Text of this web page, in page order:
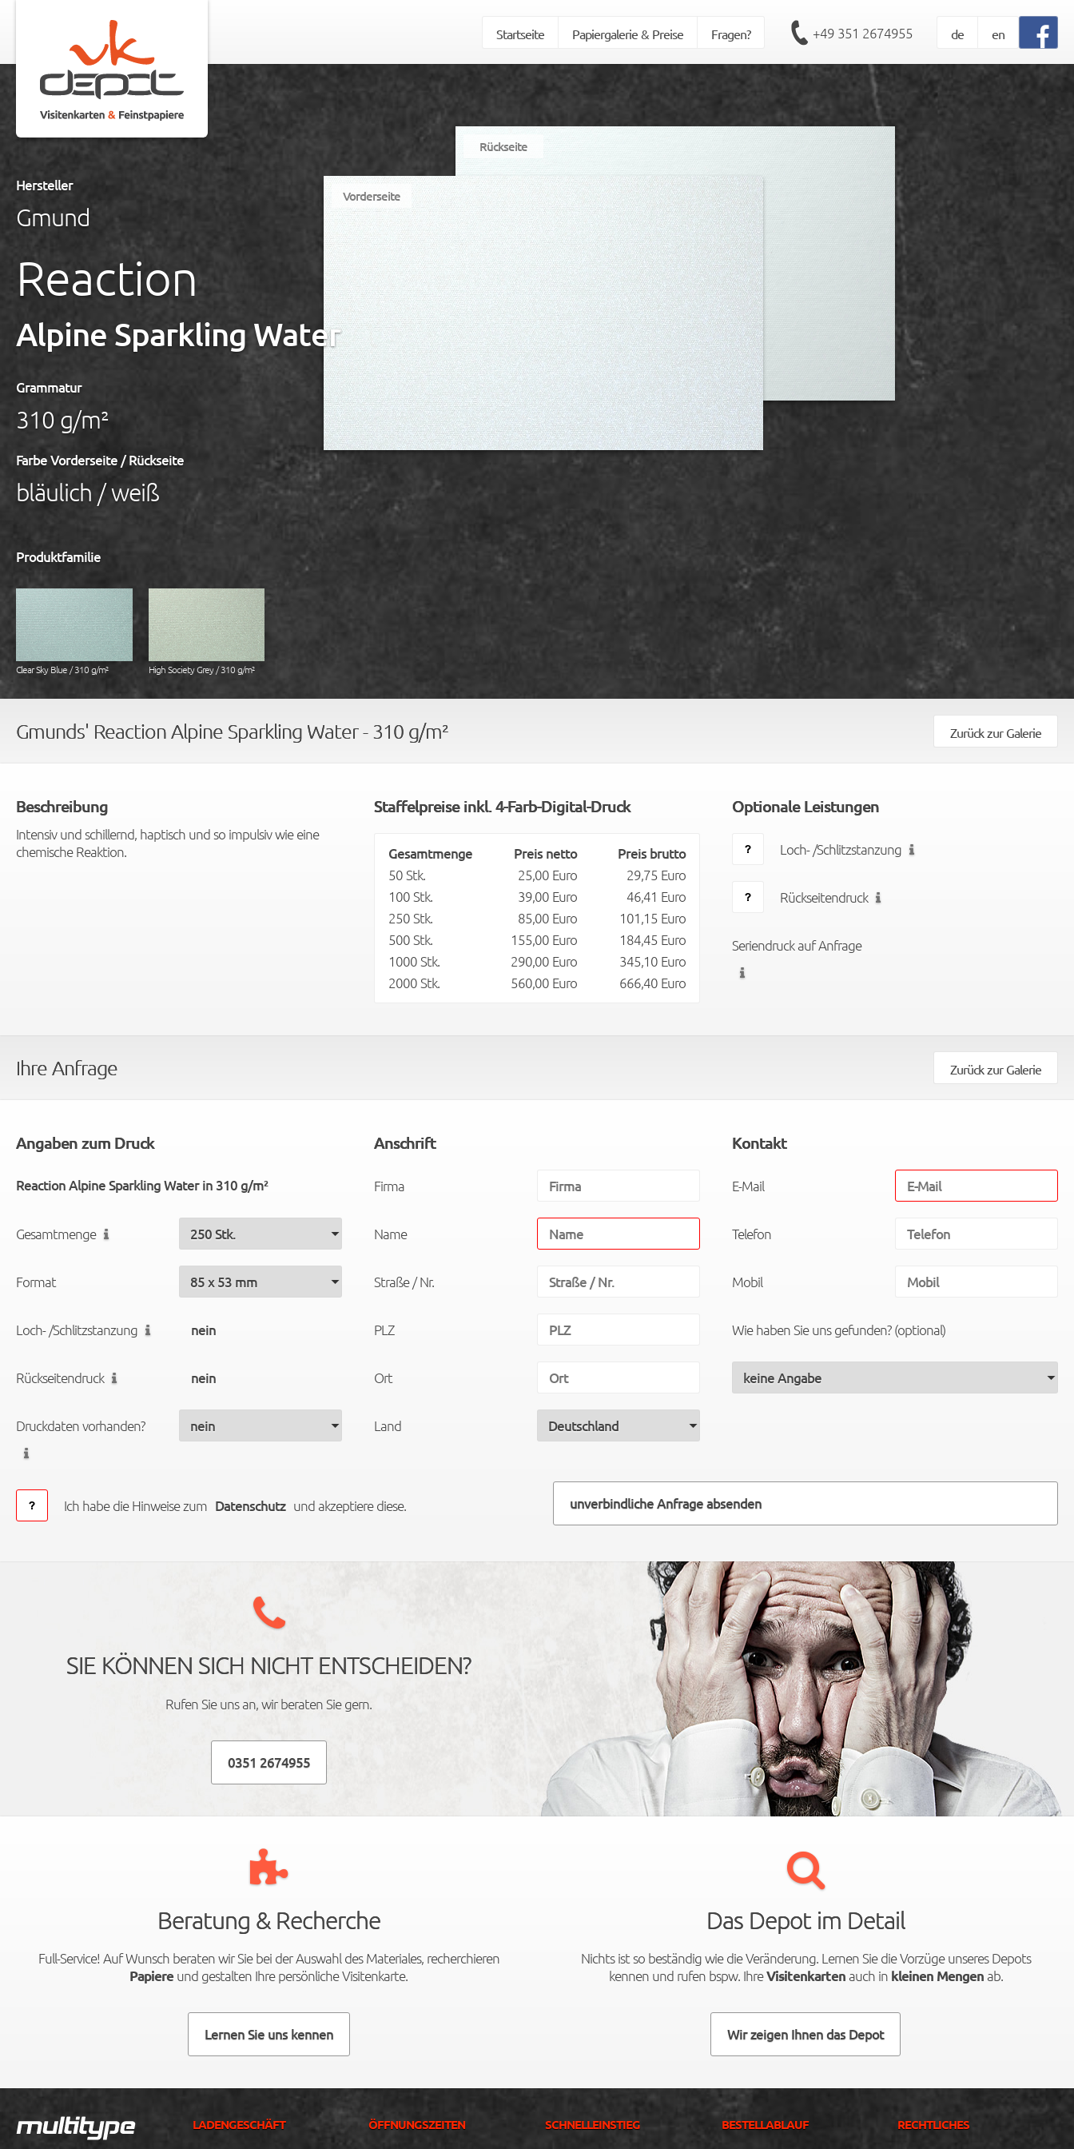
de en
+49 351 2674955
Startseite Papiergalerie & Preise Fragen?
Hersteller
Gmund
Reaction
Alpine Sparkling Water
Grammatur
310 g/m²
Farbe Vorderseite / Rückseite
bläulich / weiß
Vorderseite
Rückseite
Produktfamilie
Clear Sky Blue / 310 g/m² High Society Grey / 310 g/m²
Gmunds' Reaction Alpine Sparkling Water - 310 g/m² Zurück zur Galerie
Beschreibung
Intensiv und schillernd, haptisch und so impulsiv wie eine
chemische Reaktion.
Staffelpreise inkl. 4-Farb-Digital-Druck
Gesamtmenge Preis netto Preis brutto
50 Stk. 25,00 Euro
29,75 Euro
100 Stk.
39,00 Euro
46,41 Euro
250 Stk.
85,00 Euro
101,15 Euro
500 Stk.
155,00 Euro
184,45 Euro
1000 Stk.
290,00 Euro
345,10 Euro
2000 Stk.
560,00 Euro 666,40 Euro
Optionale Leistungen
Loch- /Schlitzstanzung
Rückseitendruck
Seriendruck auf Anfrage
Ihre Anfrage Zurück zur Galerie
Angaben zum Druck
Reaction Alpine Sparkling Water in 310 g/m²
Gesamtmenge
Format
Loch- /Schlitzstanzung
Rückseitendruck
Druckdaten vorhanden?
Anschrift
Firma
Name
Straße / Nr.
PLZ
Ort
Land
Kontakt
E-Mail
Telefon
Mobil
Wie haben Sie uns gefunden? (optional)
Ich habe die Hinweise zum Datenschutz und akzeptiere diese. unverbindliche Anfrage absenden
SIE KÖNNEN SICH NICHT ENTSCHEIDEN?
Rufen Sie uns an, wir beraten Sie gern.
0351 2674955
Beratung & Recherche
Full-Service! Auf Wunsch beraten wir Sie bei der Auswahl des Materiales, recherchieren
Papiereund gestalten Ihre persönliche Visitenkarte.
Lernen Sie uns kennen
Das Depot im Detail
Nichts ist so beständig wie die Veränderung. Lernen Sie die Vorzüge unseres Depots
kennen und rufen bspw. IhreVisitenkartenauch in kleinen Mengenab.
Wir zeigen Ihnen das Depot
LADENGESCHÄFT
ÖFFNUNGSZEITEN
SCHNELLEINSTIEG
BESTELLABLAUF
RECHTLICHES